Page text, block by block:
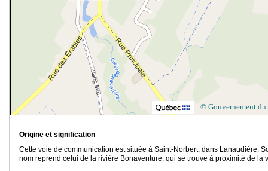
© Gouvernement du
Origine et signification
Cette voie de communication est située à Saint-Norbert, dans Lanaudière.
nom reprend celui de la rivière Bonaventure, qui se trouve à proximité de la